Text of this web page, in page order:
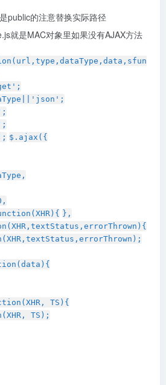
public的注意替换实际路径
就是MAC对象里如果没有AJAX方法
$.ajax({
},
TS){
TS);